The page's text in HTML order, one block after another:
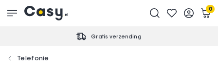
Gratis verzending
0
Telefonie